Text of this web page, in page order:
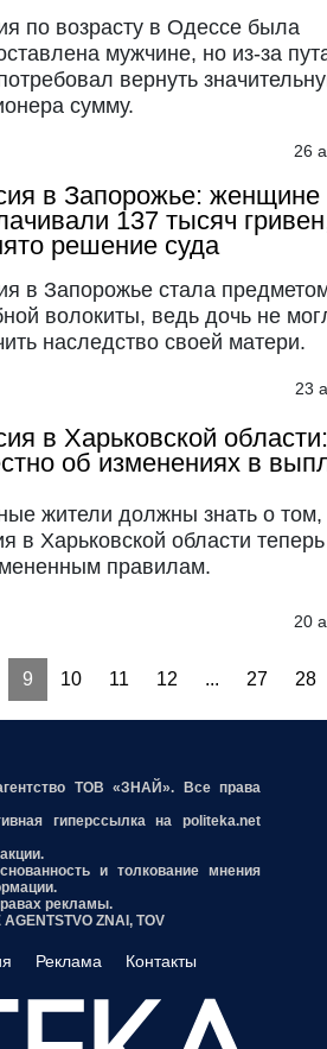
по возрасту в Одессе была
​​мужчине, но из-за
вернуть
сумму.
26
в Запорожье: женщине
137 тысяч
решение суда
в Запорожье стала
волокиты, ведь дочь не
наследство своей матери.
23
в Харьковской
об изменениях в
жители должны знать о том,
в Харьковской области
правилам.
20
9 10 11 12 ... 27 28
ТОВ «ЗНАЙ». Все права
гиперссылка на politeka.net
и толкование мнения
рекламы.
ZNAI, TOV
Реклама Контакты